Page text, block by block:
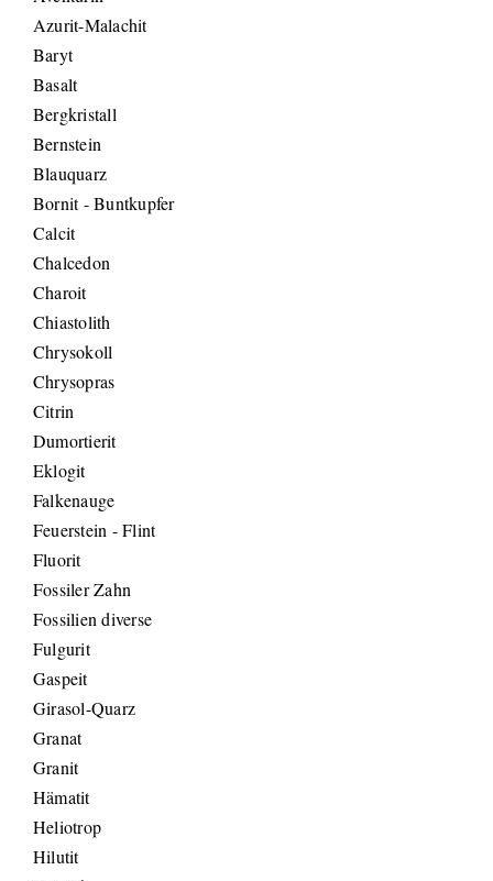
Azurit-Malachit
Baryt
Basalt
Bergkristall
Bernstein
Blauquarz
Bornit - Buntkupfer
Calcit
Chalcedon
Charoit
Chiastolith
Chrysokoll
Chrysopras
Citrin
Dumortierit
Eklogit
Falkenauge
Feuerstein - Flint
Fluorit
Fossiler Zahn
Fossilien diverse
Fulgurit
Gaspeit
Girasol-Quarz
Granat
Granit
Hämatit
Heliotrop
Hilutit